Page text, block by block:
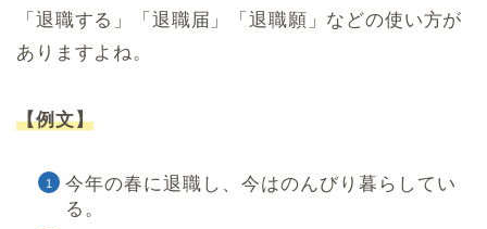
「退職する」「退職届」「退職願」などの使い方が
ありますよね。
【例文】
今年の春に退職し、今はのんびり暮らしてい
る。